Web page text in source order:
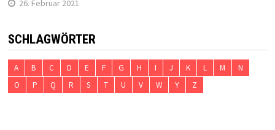
26. Februar 2021
SCHLAGWÖRTER
A B C D E F G H I J K L M
N
O
P Q R S T U V W Y Z